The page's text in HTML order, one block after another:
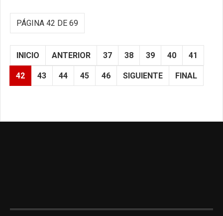
PÁGINA 42 DE 69
INICIO ANTERIOR 37 38 39 40 41
42 43 44 45 46 SIGUIENTE FINAL